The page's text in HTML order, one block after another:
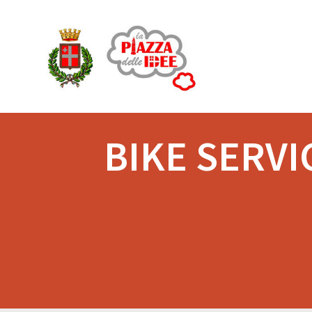
BIKE